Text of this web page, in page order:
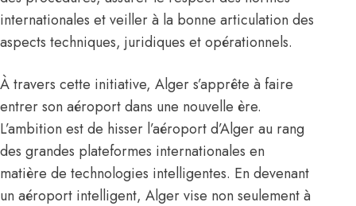
internationales et veiller à la bonne articulation des
aspects techniques, juridiques et opérationnels.
À travers cette initiative, Alger s’apprête à faire
entrer son aéroport dans une nouvelle ère.
L’ambition est de hisser l’aéroport d’Alger au rang
des grandes plateformes internationales en
matière de technologies intelligentes. En devenant
un aéroport intelligent, Alger vise non seulement à